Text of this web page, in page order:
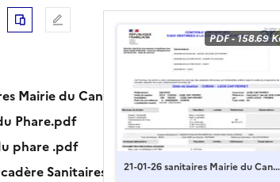
TéléchargerDupliquer
Mairie du Canon.pdf
du Phare.pdf
du phare .pdf
Sanitaires Grand Piquey.pdf
PDF-158.69
21-01-26 sanitaires Mairie du Cano